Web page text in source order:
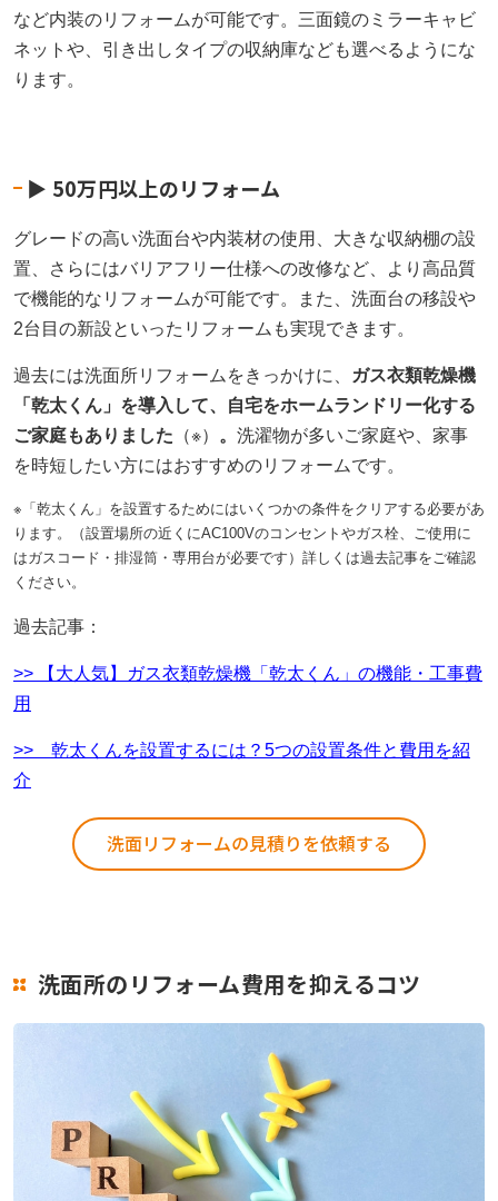
など内装のリフォームが可能です。三面鏡のミラーキャビ
ネットや、引き出しタイプの収納庫なども選べるようにな
ります。
▶︎ 50万円以上のリフォーム
グレードの高い洗面台や内装材の使用、大きな収納棚の設
置、さらにはバリアフリー仕様への改修など、より高品質
で機能的なリフォームが可能です。また、洗面台の移設や
2台目の新設といったリフォームも実現できます。
過去には洗面所リフォームをきっかけに、
ガス衣類乾燥機
「乾太くん」を導入して、自宅をホームランドリー化する
ご家庭もありました （※） 。 洗濯物が多いご家庭や、家事
を時短したい方にはおすすめのリフォームです。
※「乾太くん」を設置するためにはいくつかの条件をクリアする必要があ
ります。（設置場所の近くにAC100Vのコンセントやガス栓、ご使用に
はガスコード・排湿筒・専用台が必要です）詳しくは過去記事をご確認
ください。
過去記事：
>> 【大人気】ガス衣類乾燥機「乾太くん」の機能・工事費
用
>> 乾太くんを設置するには？5つの設置条件と費用を紹
介
洗面リフォームの見積りを依頼する
洗面所のリフォーム費用を抑えるコツ